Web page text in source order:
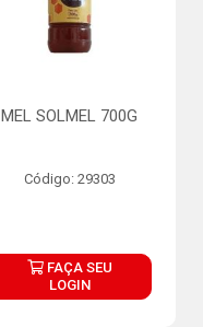
MEL SOLMEL 700G
Código: 29303
FAÇA SEU
LOGIN